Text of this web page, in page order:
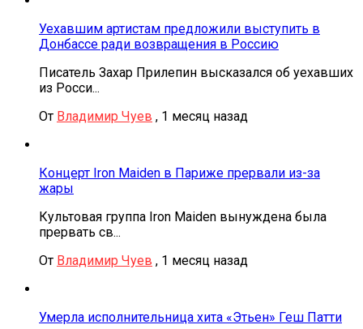
Уехавшим артистам предложили выступить в
Донбассе ради возвращения в Россию
Писатель Захар Прилепин высказался об уехавших
из Росси...
От Владимир Чуев , 1 месяц назад
Концерт Iron Maiden в Париже прервали из-за
жары
Культовая группа Iron Maiden вынуждена была
прервать св...
От Владимир Чуев , 1 месяц назад
Умерла исполнительница хита «Этьен» Геш Патти